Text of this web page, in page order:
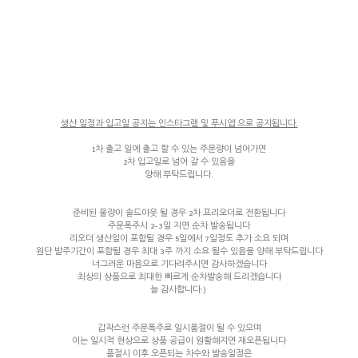
생산 일정과 입고일 공지는 인스타그램 및 푸시앱 으로 공지됩니다.
1차 출고 일에 출고 할 수 있는 주문량이 넘어가면
2차 입고일로 넘어 갈 수 있음을
양해 부탁드립니다.
준비된 물량이 솔드아웃 될 경우 2차 프리오더로 전환됩니다
주문폭주시 2-3일 지연 순차 발송됩니다
리오더 생산일이 포함될 경우 5일에서 7일정도 추가 소요 되며
원단 발주기간이 포함될 경우 최대 3주 까지 소요 될수 있음을 양해 부탁드립니다
너그러운 마음으로 기다려주시면 감사하겠습니다
최상의 상품으로 최대한 빠르게 순차발송해 드리겠습니다
늘 감사합니다:)
갑작스런 주문폭주로 일시품절이 될 수 있으며
이는 일시적 현상으로 상품 공급이 원활해지면 재오픈됩니다
품절시 이후 오픈되는 차수와 발송일정은